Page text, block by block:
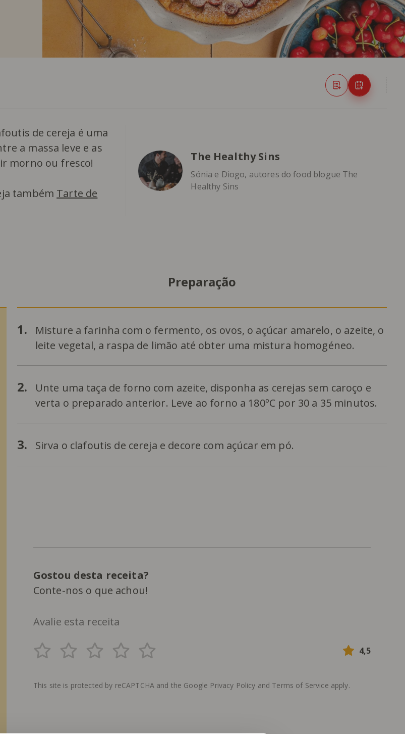
de cereja é uma
a massa leve e as
morno ou fresco!
também Tarte de
The Healthy Sins
Sónia e Diogo, autores do food blogue The
Healthy Sins
Preparação
1.
Misture a farinha com o fermento, os ovos, o açúcar amarelo, o azeite, o
leite vegetal, a raspa de limão até obter uma mistura homogéneo.
2.
Unte uma taça de forno com azeite, disponha as cerejas sem caroço e
verta o preparado anterior. Leve ao forno a 180ºC por 30 a 35 minutos.
3. Sirva o clafoutis de cereja e decore com açúcar em pó.
Gostou desta receita?
Conte-nos o que achou!
Avalie esta receita
4,5
This site is protected by reCAPTCHA and the Google Privacy Policy and Terms of Service apply.